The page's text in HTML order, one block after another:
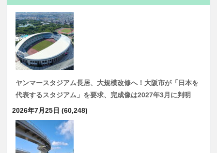
ヤンマースタジアム長居、大規模改修へ！大阪市が「日本を
代表するスタジアム」を要求、完成像は2027年3月に判明
2026年7月25日 (60,248)